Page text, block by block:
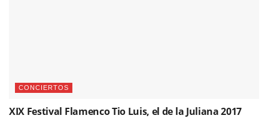
CONCIERTOS
XIX Festival Flamenco Tio Luis, el de la Juliana 2017